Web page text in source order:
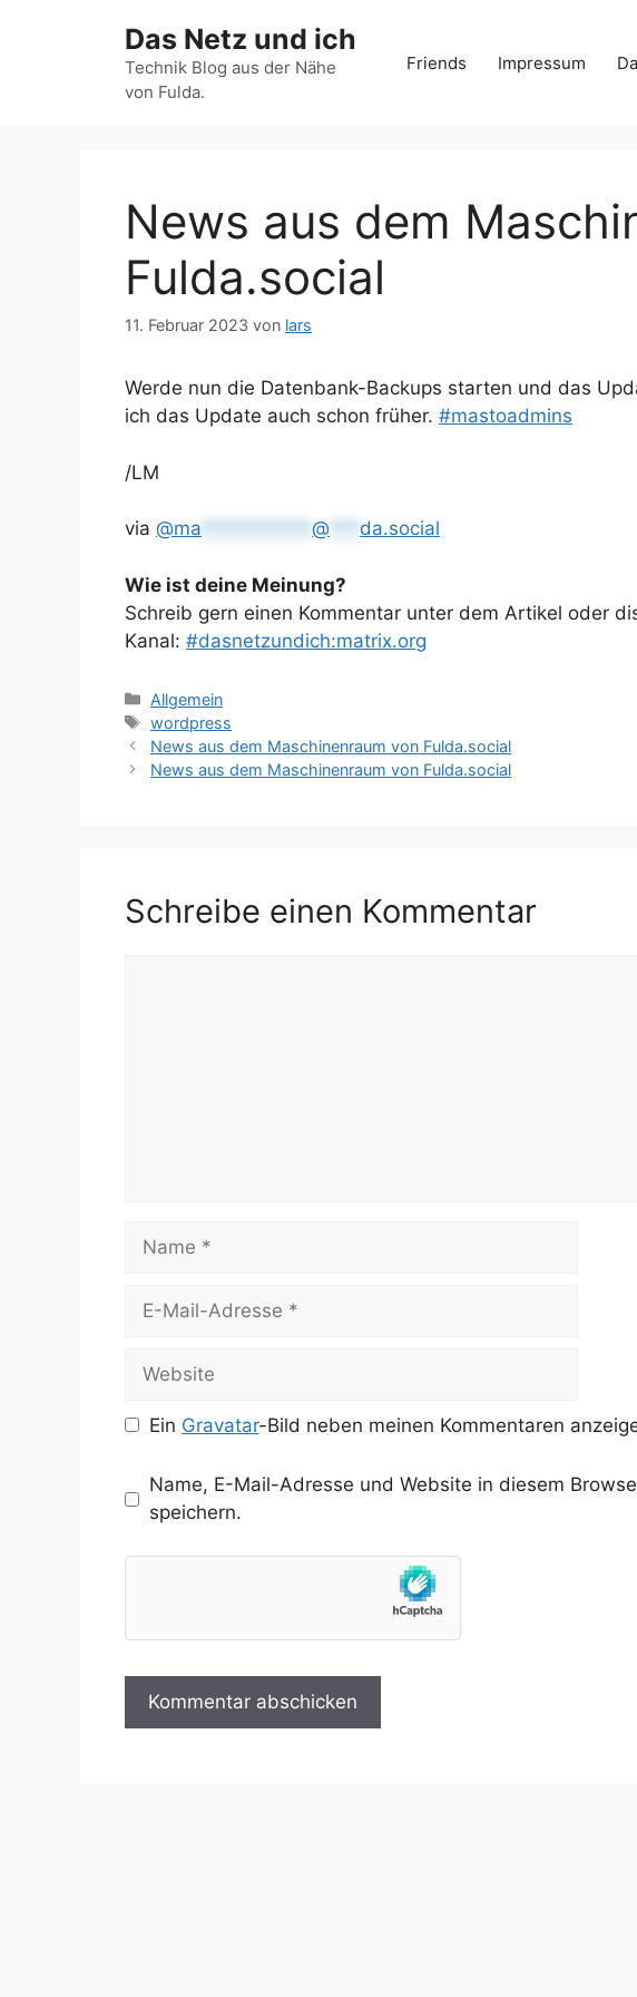
Das Netz und ich
Technik Blog aus der Nähe
von Fulda.
Friends Impressum
News aus dem
Fulda.social
11. Februar 2023 von lars
Werde nun die Datenbank-Backups starten und das
ich das Update auch schon früher. #mastoadmins
/LM
via @ma @ da.social
Wie ist deine Meinung?
Schreib gern einen Kommentar unter dem Artikel oder
Kanal: #dasnetzundich:matrix.org
Kategorien
Allgemein
Schlagwörter
wordpress
News aus dem Maschinenraum von Fulda.social
News aus dem Maschinenraum von Fulda.social
Schreibe einen Kommentar
Mail-
Ein Gravatar-Bild neben meinen Kommentaren
Name, E-Mail-Adresse und Website in diesem
speichern.